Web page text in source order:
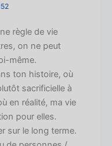
règle de vie
on ne peut
même.
ton histoire, où
sacrificielle à
en réalité, ma vie
pour elles.
sur le long terme.